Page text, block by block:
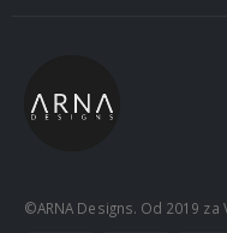
©ARNA Designs. Od 2019 za